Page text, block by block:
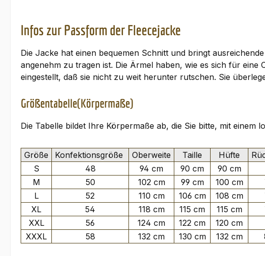
Infos zur Passform der Fleecejacke
Die Jacke hat einen bequemen Schnitt und bringt
angenehm zu tragen ist. Die Ärmel haben, wie es sich für
eingestellt, daß sie nicht zu weit herunter rutschen. Sie
Größentabelle(Körpermaße)
Die Tabelle bildet Ihre Körpermaße ab, die Sie bitte, mit einem
Größe Konfektionsgröße Oberweite Taille Hüfte
S
48 94 cm 90 cm 90 cm
M
50 102 cm 99 cm 100 cm
L
52 110 cm 106 cm 108 cm
XL
54 118 cm 115 cm 115 cm
XXL
56 124 cm 122 cm 120 cm
XXXL
58 132 cm 130 cm 132 cm